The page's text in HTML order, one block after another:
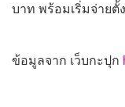
บาท พร้อมเริ่มจ่าย
ข้อมูลจาก เว็บกะปุก